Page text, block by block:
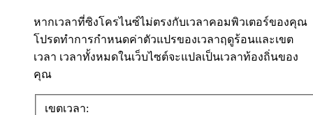
หากเวลาที่ซิงโครไนซ์ไม่ตรงกับเวลาคอมพิวเตอร์ของคุณ
โปรดทำการกำหนดค่าตัวแปรของเวลาฤดูร้อนและเขต
เวลา เวลาทั้งหมดในเว็บไซต์จะแปลเป็นเวลาท้องถิ่นของ
คุณ
เขตเวลา: